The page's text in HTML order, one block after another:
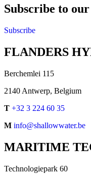
Subscribe to
Subscribe
FLANDERS
Berchemlei 115
2140 Antwerp, Belgium
T +32 3 224 60 35
M info@shallowwater.be
MARITIME
Technologiepark 60